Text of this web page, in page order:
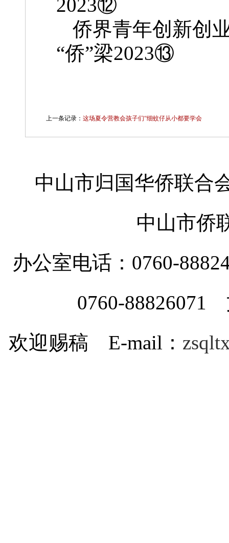
2023⑫
侨界青年创新创
“侨”梁2023⑬
上一条记录： 这场夏令营教会孩子们“细蚊仔从小都要学会
中山市归国华侨联合
中山市侨
办公室电话：0760-
0760-88826071
欢迎赐稿 E-mail：